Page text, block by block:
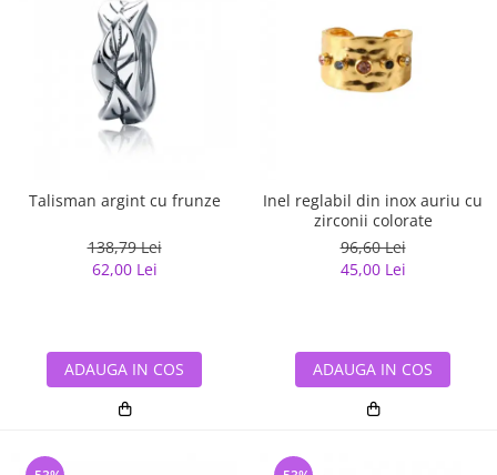
Talisman argint cu frunze
138,79 Lei
62,00 Lei
ADAUGA IN COS
Inel reglabil din inox auriu cu
zirconii colorate
96,60 Lei
45,00 Lei
ADAUGA IN COS